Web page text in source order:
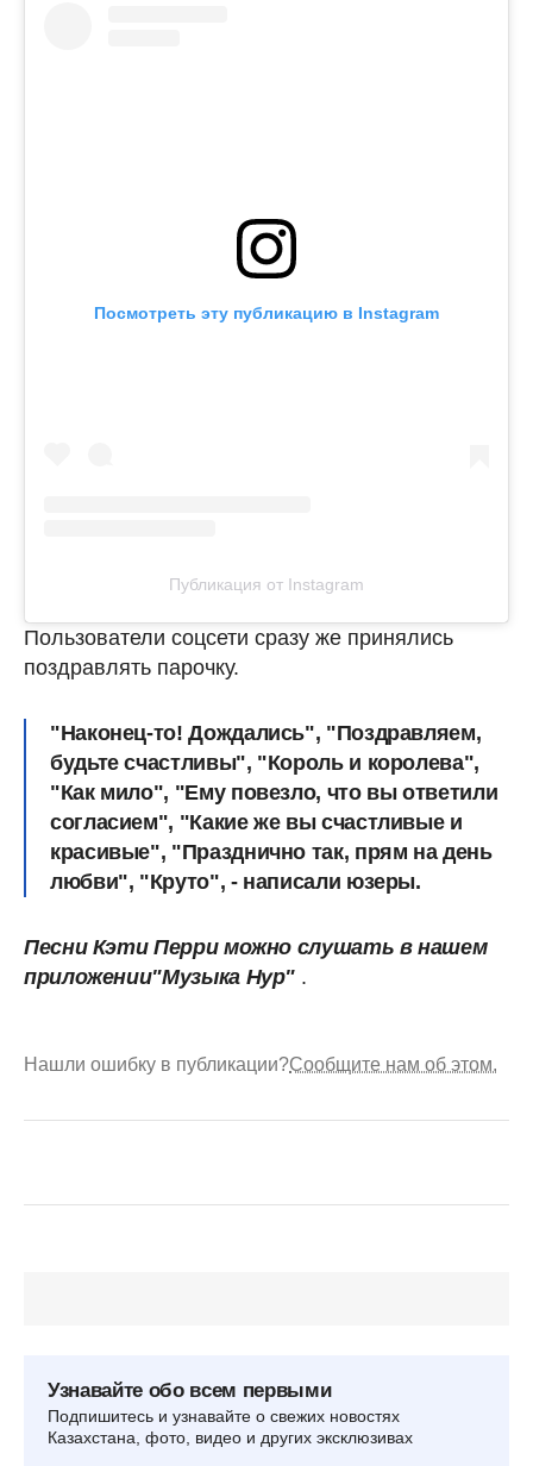
Посмотреть эту публикацию в Instagram
Публикация от Instagram
Пользователи соцсети сразу же принялись
поздравлять парочку.
"Наконец-то! Дождались", "Поздравляем,
будьте счастливы", "Король и королева",
"Как мило", "Ему повезло, что вы ответили
согласием", "Какие же вы счастливые и
красивые", "Празднично так, прям на день
любви", "Круто", - написали юзеры.
Песни Кэти Перри можно слушать в нашем
приложении"Музыка Нур" .
Нашли ошибку в публикации?Сообщите нам об этом.
Узнавайте обо всем первыми
Подпишитесь и узнавайте о свежих новостях
Казахстана, фото, видео и других эксклюзивах